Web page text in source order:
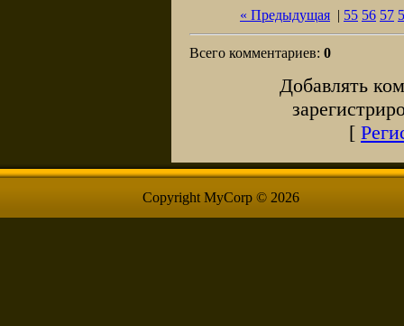
« Предыдущая | 55 56 57
Всего комментариев: 0
Добавлять
[
Copyright MyCorp © 2026